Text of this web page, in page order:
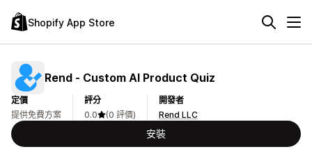
Shopify App Store
Rend ‑ Custom AI Product Quiz
定價
提供免費方案
評分
0.0
(0 評價)
開發者
Rend LLC
安裝